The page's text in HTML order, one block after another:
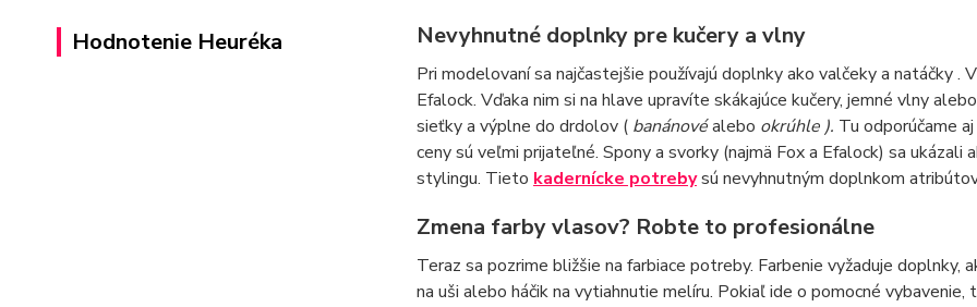
Hodnotenie Heuréka Nevyhnutné doplnky pre kučery a vlny
Pri modelovaní sa najčastejšie používajú doplnky ako valčeky a natáčky
Efalock. Vďaka nim si na hlave upravíte skákajúce kučery, jemné vlny
sieťky a výplne do drdolov ( banánovéalebo okrúhle ). Tu odporúčame
ceny sú veľmi prijateľné. Spony a svorky (najmä Fox a Efalock) sa ukázali
stylingu. Tieto kadernícke potrebysú nevyhnutným doplnkom
Zmena farby vlasov? Robte to profesionálne
Teraz sa pozrime bližšie na farbiace potreby. Farbenie vyžaduje doplnky,
na uši alebo háčik na vytiahnutie melíru. Pokiaľ ide o pomocné